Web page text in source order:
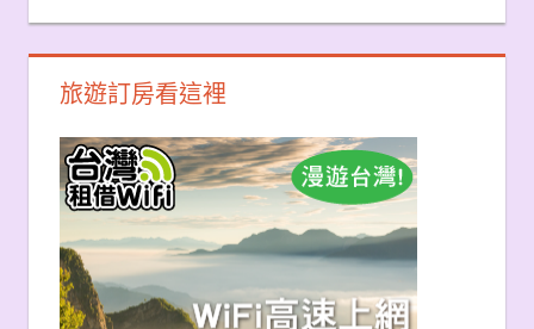
旅遊訂房看這裡